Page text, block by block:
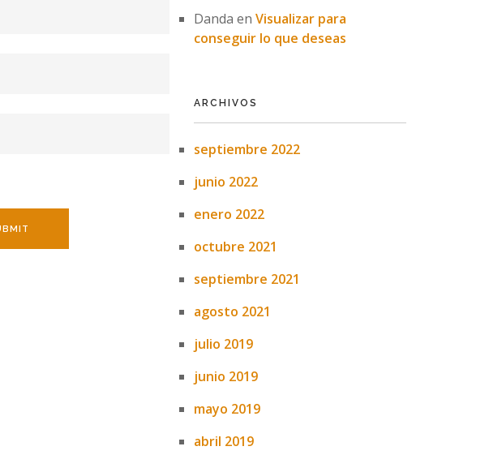
Danda en Visualizar para
conseguir lo que deseas
ARCHIVOS
septiembre 2022
junio 2022
enero 2022
octubre 2021
septiembre 2021
agosto 2021
julio 2019
junio 2019
mayo 2019
abril 2019